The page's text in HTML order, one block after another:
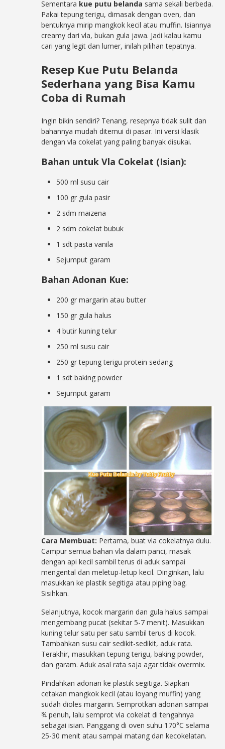
Sementara kue putu belanda sama sekali berbeda.
Pakai tepung terigu, dimasak dengan oven, dan
bentuknya mirip mangkok kecil atau muffin. Isiannya
creamy dari vla, bukan gula jawa. Jadi kalau kamu
cari yang legit dan lumer, inilah pilihan tepatnya.
Resep Kue Putu Belanda
Sederhana yang Bisa Kamu
Coba di Rumah
Ingin bikin sendiri? Tenang, resepnya tidak sulit dan
bahannya mudah ditemui di pasar. Ini versi klasik
dengan vla cokelat yang paling banyak disukai.
Bahan untuk Vla Cokelat (Isian):
500 ml susu cair
100 gr gula pasir
2 sdm maizena
2 sdm cokelat bubuk
1 sdt pasta vanila
Sejumput garam
Bahan Adonan Kue:
200 gr margarin atau butter
150 gr gula halus
4 butir kuning telur
250 ml susu cair
250 gr tepung terigu protein sedang
1 sdt baking powder
Sejumput garam
Cara Membuat: Pertama, buat vla cokelatnya dulu.
Campur semua bahan vla dalam panci, masak
dengan api kecil sambil terus di aduk sampai
mengental dan meletup-letup kecil. Dinginkan, lalu
masukkan ke plastik segitiga atau piping bag.
Sisihkan.
Selanjutnya, kocok margarin dan gula halus sampai
mengembang pucat (sekitar 5-7 menit). Masukkan
kuning telur satu per satu sambil terus di kocok.
Tambahkan susu cair sedikit-sedikit, aduk rata.
Terakhir, masukkan tepung terigu, baking powder,
dan garam. Aduk asal rata saja agar tidak overmix.
Pindahkan adonan ke plastik segitiga. Siapkan
cetakan mangkok kecil (atau loyang muffin) yang
sudah dioles margarin. Semprotkan adonan sampai
¾ penuh, lalu semprot vla cokelat di tengahnya
sebagai isian. Panggang di oven suhu 170°C selama
25-30 menit atau sampai matang dan kecokelatan.